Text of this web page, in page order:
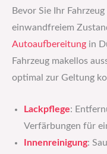
Bevor Sie Ihr
einwandfreiem
Autoaufbereitung in
Fahrzeug makellos
optimal zur Geltung
Lackpflege:
Verfärbungen für
Innenreinigung: